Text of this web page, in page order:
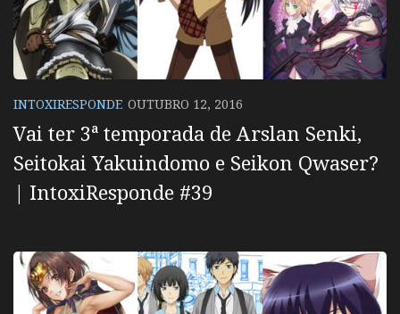
INTOXIRESPONDE OUTUBRO 12, 2016
Vai ter 3ª temporada de Arslan Senki,
Seitokai Yakuindomo e Seikon Qwaser?
| IntoxiResponde #39